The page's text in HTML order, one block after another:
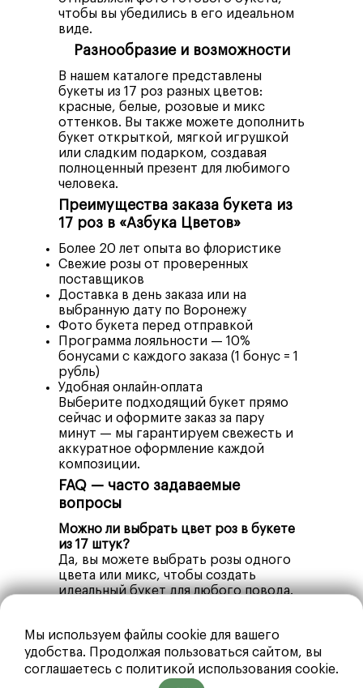
чтобы вы убедились в его идеальном
виде.
Разнообразие и возможности
В нашем каталоге представлены
букеты из 17 роз разных цветов:
красные, белые, розовые и микс
оттенков. Вы также можете дополнить
букет открыткой, мягкой игрушкой
или сладким подарком, создавая
полноценный презент для любимого
человека.
Преимущества заказа букета из
17 роз в «Азбука Цветов»
Более 20 лет опыта во флористике
Свежие розы от проверенных
поставщиков
Доставка в день заказа или на
выбранную дату по Воронежу
Фото букета перед отправкой
Программа лояльности — 10%
бонусами с каждого заказа (1 бонус = 1
рубль)
Удобная онлайн-оплата
Выберите подходящий букет прямо
сейчас и оформите заказ за пару
минут — мы гарантируем свежесть и
аккуратное оформление каждой
композиции.
FAQ — часто задаваемые
вопросы
Можно ли выбрать цвет роз в букете
из 17 штук?
Да, вы можете выбрать розы одного
цвета или микс, чтобы создать
идеальный букет для любого повода.
Да, при оформлении заказа вы можете
выбрать любую удобную дату
доставки, включая день заказа.
Мы используем файлы cookie для вашего
удобства. Продолжая пользоваться сайтом, вы
соглашаетесь с политикой использования cookie.